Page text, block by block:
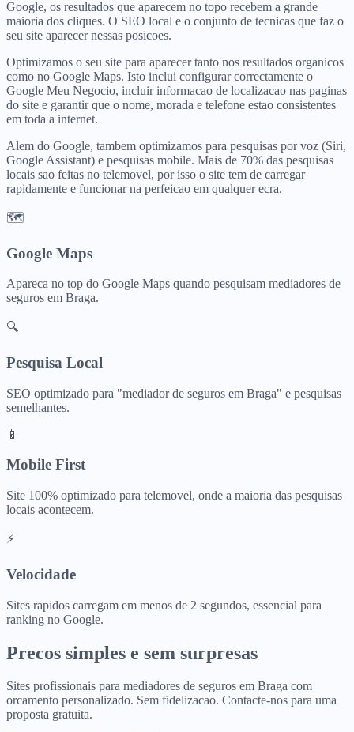
Google, os resultados que aparecem no topo recebem a grande
maioria dos cliques. O SEO local e o conjunto de tecnicas que faz o
seu site aparecer nessas posicoes.
Optimizamos o seu site para aparecer tanto nos resultados organicos
como no Google Maps. Isto inclui configurar correctamente o
Google Meu Negocio, incluir informacao de localizacao nas paginas
do site e garantir que o nome, morada e telefone estao consistentes
em toda a internet.
Alem do Google, tambem optimizamos para pesquisas por voz (Siri,
Google Assistant) e pesquisas mobile. Mais de 70% das pesquisas
locais sao feitas no telemovel, por isso o site tem de carregar
rapidamente e funcionar na perfeicao em qualquer ecra.
🗺️
Google Maps
Apareca no top do Google Maps quando pesquisam mediadores de
seguros em Braga.
🔍
Pesquisa Local
SEO optimizado para "mediador de seguros em Braga" e pesquisas
semelhantes.
📱
Mobile First
Site 100% optimizado para telemovel, onde a maioria das pesquisas
locais acontecem.
⚡
Velocidade
Sites rapidos carregam em menos de 2 segundos, essencial para
ranking no Google.
Precos simples e sem surpresas
Sites profissionais para mediadores de seguros em Braga com
orcamento personalizado. Sem fidelizacao. Contacte-nos para uma
proposta gratuita.